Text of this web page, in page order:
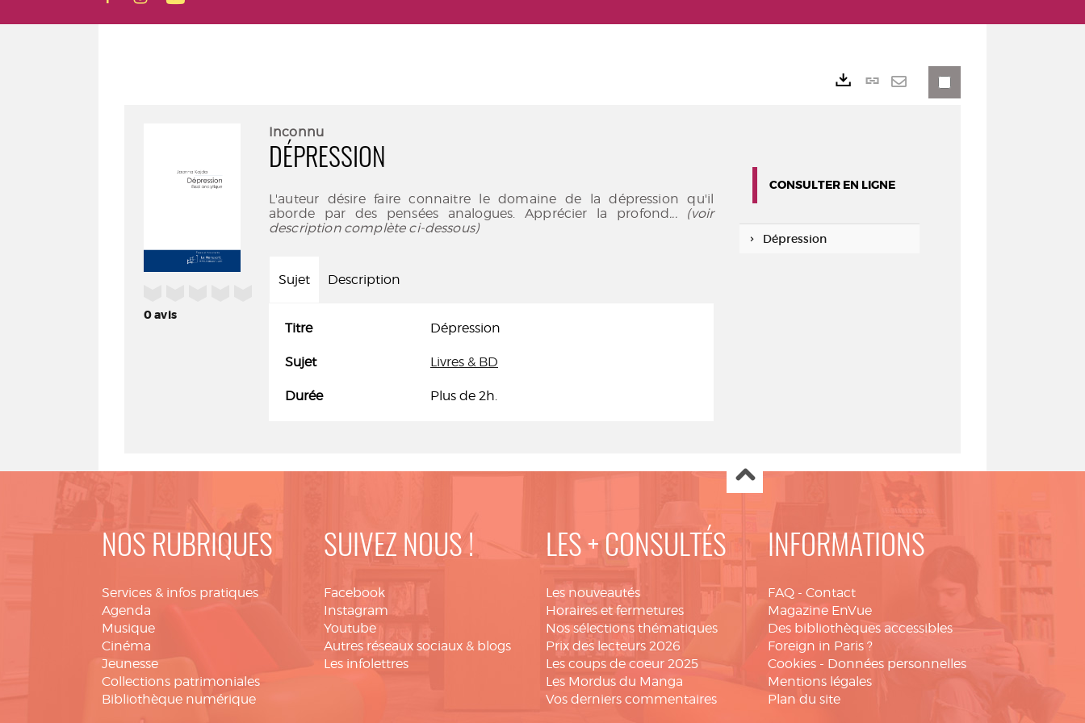
0avis
Inconnu
DÉPRESSION
L'auteur désire faire connaitre le domaine de la dépression qu'il
aborde par des pensées analogues. Apprécier la profond... (voir
description complète ci-dessous)
Sujet Description
Titre Dépression
Sujet Livres & BD
Durée Plus de 2h.
Lien
CONSULTER EN LIGNE
Dépression
NOS RUBRIQUES
Services & infos pratiques
Agenda
Musique
Cinéma
Jeunesse
Collections patrimoniales
Bibliothèque numérique
SUIVEZ NOUS !
Facebook
Instagram
Youtube
Autres réseaux sociaux & blogs
Les infolettres
LES + CONSULTÉS
Les nouveautés
Horaires et fermetures
Nos sélections thématiques
Prix des lecteurs 2026
Les coups de coeur 2025
Les Mordus du Manga
Vos derniers commentaires
INFORMATIONS
FAQ - Contact
Magazine EnVue
Des bibliothèques accessibles
Foreign in Paris ?
Cookies - Données personnelles
Mentions légales
Plan du site